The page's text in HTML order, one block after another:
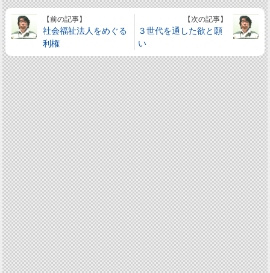
【前の記事】
社会福祉法人をめぐる
利権
【次の記事】
３世代を通した欲と願
い